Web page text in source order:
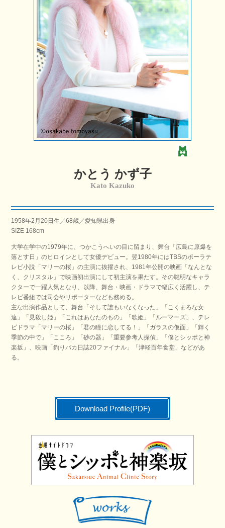
かとう かず子
Kato Kazuko
Download Profile(PDF)
1958年2月20日生／68歳／愛知県出身
SIZE 168cm
大学在学中の1979年に、つかこうへいの目に留まり、舞台「広島に原爆を
落とす日」のヒロインとして女優デビュー。翌1980年にはTBSのポーラテ
レビ小説「マリーの桜」の主演に抜擢され、1981年公開の映画「なんとな
く、クリスタル」で映画初出演にして初主演を果たす。その聡明なキャラ
クターで一躍人気となり、以降、舞台・映画・ドラマで幅広く活躍し、テ
レビ番組では司会やリポーターなども務める。
主な出演作品として、舞台「そして誰もいなくなった」「こくまろな女
達」「見殺し姫」「これはあなたのもの」「歌姫」「ルーマーズ」、テレ
ビドラマ「マリーの桜」「君の瞳に恋してる！」「ガラスの仮面」「輝く
季節の中で」「こころ」「砂の器」「重要参考人探偵」「僕とシッポと神
楽坂」、映画「釣りバカ日誌20ファイナル」「津軽百年食堂」などがあ
る。